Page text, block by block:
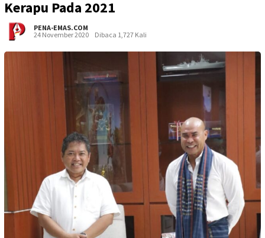
Kerapu Pada 2021
PENA-EMAS.COM
24 November 2020
Dibaca 1,727 Kali